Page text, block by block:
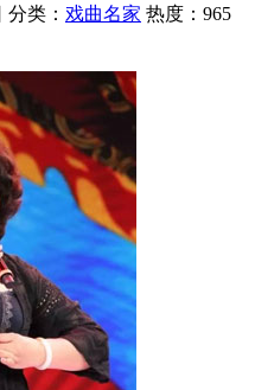
分类： 戏曲名家 热度：965